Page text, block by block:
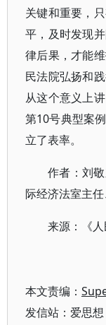
关键和重要，
平，及时发现
律后果，才能
民法院弘扬和
从这个意义上
第10号典型案
立了表率。
作者：刘
际经济法室主任
来源：《人
本文责编：
发信站：爱思